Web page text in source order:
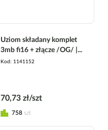
Uziom składany komplet
3mb fi16 + złącze /OG/ |...
Kod 1141152
70,73 zł/szt
758 szt